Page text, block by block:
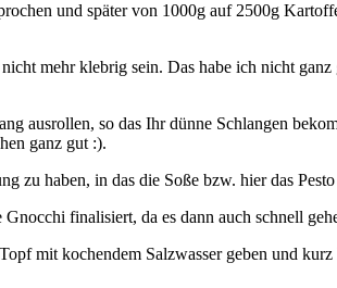
und später von 1000g auf 2500g
mehr klebrig sein. Das habe ich nicht
ausrollen, so das Ihr dünne Schlangen
ganz gut :).
zu haben, in das die Soße bzw. hier das
finalisiert, da es dann auch schnell
mit kochendem Salzwasser geben und